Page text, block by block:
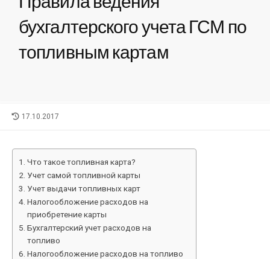
бухгалтерского учета ГСМ по
топливным картам
LAST
17.10.2017
Что такое топливная карта?
Учет самой топливной карты
Учет выдачи топливных карт
Налогообложение расходов на
приобретение карты
Бухгалтерский учет расходов на
топливо
Налогообложение расходов на топливо